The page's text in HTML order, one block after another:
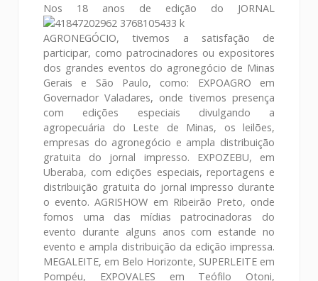
Nos 18 anos de edição do JORNAL
AGRONEGÓCIO, tivemos a satisfação de
participar, como patrocinadores ou expositores
dos grandes eventos do agronegócio de Minas
Gerais e São Paulo, como: EXPOAGRO em
Governador Valadares, onde tivemos presença
com edições especiais divulgando a
agropecuária do Leste de Minas, os leilões,
empresas do agronegócio e ampla distribuição
gratuita do jornal impresso. EXPOZEBU, em
Uberaba, com edições especiais, reportagens e
distribuição gratuita do jornal impresso durante
o evento. AGRISHOW em Ribeirão Preto, onde
fomos uma das mídias patrocinadoras do
evento durante alguns anos com estande no
evento e ampla distribuição da edição impressa.
MEGALEITE, em Belo Horizonte, SUPERLEITE em
Pompéu, EXPOVALES em Teófilo Otoni,